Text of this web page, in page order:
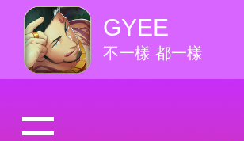
GYEE
不一樣 都一樣